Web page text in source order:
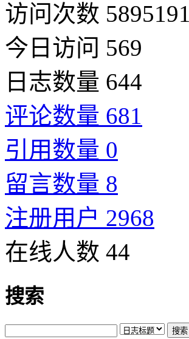
访问次数 5895191
今日访问 569
日志数量 644
评论数量 681
引用数量 0
留言数量 8
注册用户 2968
在线人数 44
搜索